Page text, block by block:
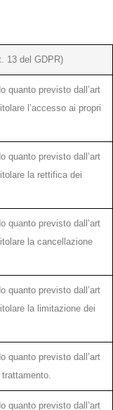
13 del GDPR)
quanto previsto dall’art
l’accesso ai propri
quanto previsto dall’art
la rettifica dei
quanto previsto dall’art
la cancellazione
quanto previsto dall’art
la limitazione dei
quanto previsto dall’art
quanto previsto dall’art